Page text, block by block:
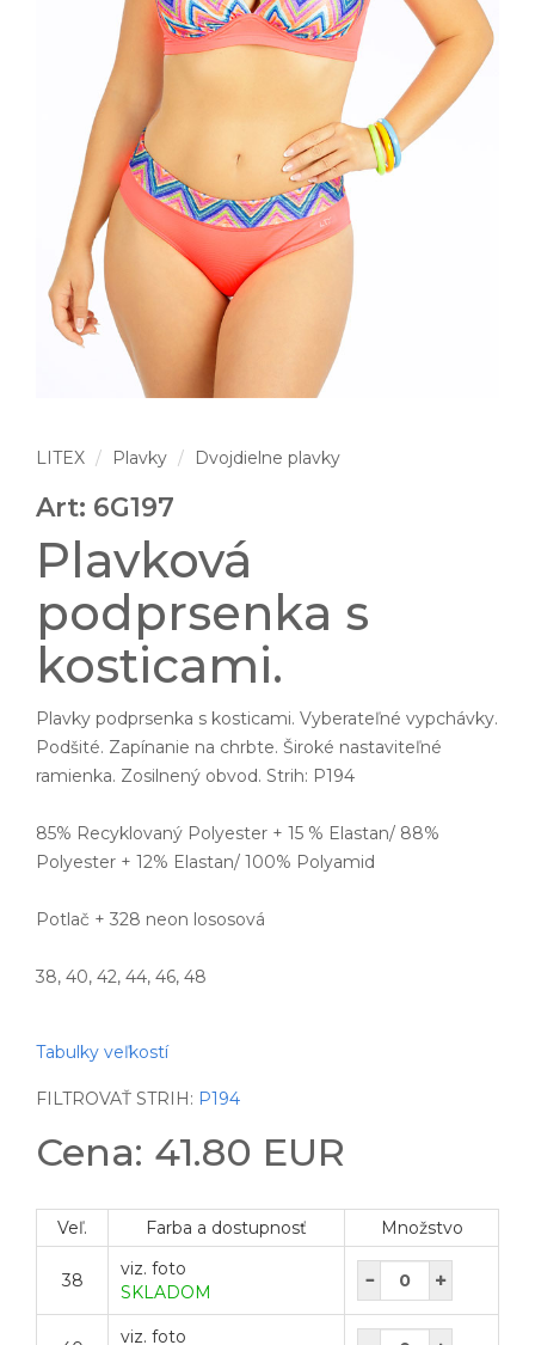
LITEX Plavky Dvojdielne plavky
Art: 6G197
Plavková
podprsenka s
kosticami.
Plavky podprsenka s kosticami. Vyberateľné vypchávky.
Podšité. Zapínanie na chrbte. Široké nastaviteľné
ramienka. Zosilnený obvod. Strih: P194
85% Recyklovaný Polyester + 15 % Elastan/ 88%
Polyester + 12% Elastan/ 100% Polyamid
Potlač + 328 neon lososová
38, 40, 42, 44, 46, 48
Tabulky veľkostí
FILTROVAŤ STRIH: P194
Cena: 41.80 EUR
Veľ. Farba a dostupnosť Množstvo
38
viz. foto
SKLADOM
viz. foto